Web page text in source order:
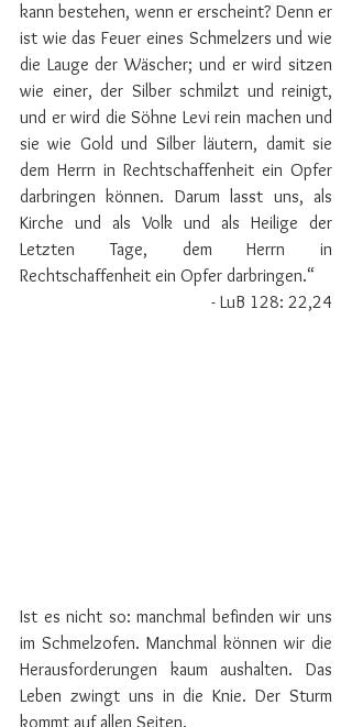
kann bestehen, wenn er erscheint? Denn er
ist wie das Feuer eines ​​​Schmelzers​ und wie
die Lauge der Wäscher; und er wird sitzen
wie einer, der Silber ​​​schmilzt​ und reinigt,
und er wird die Söhne ​​​Levi​ rein machen und
sie wie Gold und Silber läutern, damit sie
dem Herrn in Rechtschaffenheit ein ​​​Opfer​
darbringen können. Darum lasst uns, als
Kirche und als Volk und als Heilige der
Letzten Tage, dem Herrn in
Rechtschaffenheit ein Opfer darbringen.“
- LuB 128: 22,24
Ist es nicht so: manchmal befinden wir uns
im Schmelzofen. Manchmal können wir die
Herausforderungen kaum aushalten. Das
Leben zwingt uns in die Knie. Der Sturm
kommt auf allen Seiten.